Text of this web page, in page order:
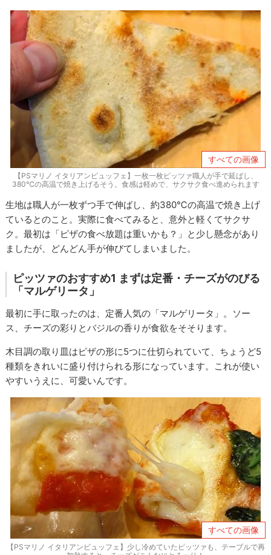
すべての画像
【PSマリノ イタリアンビュッフェ】一枚一枚ピッツァ職人が手で延ばし、
380℃の高温で焼き上げるそう。食感は軽めで、サクサク食べ進められます
生地は職人が一枚ずつ手で伸ばし、約380℃の高温で焼き上げ
ているとのこと。実際に食べてみると、意外と軽くてサクサ
ク。最初は「ピザの食べ放題は重いかも？」と少し懸念があり
ましたが、どんどん手が伸びてしまいました。
ピッツァのおすすめ1 まずは定番・チーズがのびる
「マルゲリータ」
最初に手に取ったのは、定番人気の「マルゲリータ」。ソー
ス、チーズの彩りとバジルの香りが食欲をそそります。
木目調の取り皿はピザの形に5つに仕切られていて、ちょうど5
種類をきれいに盛り付けられる形になっています。これが使い
やすいうえに、可愛いんです。
すべての画像
【PSマリノ イタリアンビュッフェ】少し冷めていたピッツァも、テーブルで再